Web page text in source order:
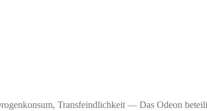
Transfeindlichkeit — Das Odeon